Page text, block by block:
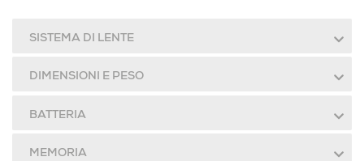
SISTEMA DI LENTE
DIMENSIONI E PESO
BATTERIA
MEMORIA